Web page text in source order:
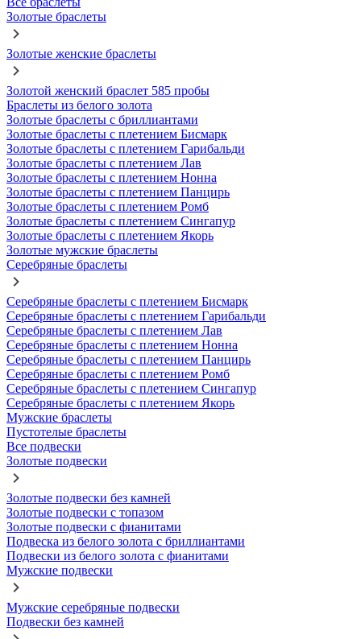
Золотые браслеты
Золотые женские браслеты
Золотой женский браслет 585 пробы
Браслеты из белого золота
Золотые браслеты с бриллиантами
Золотые браслеты с плетением Бисмарк
Золотые браслеты с плетением Гарибальди
Золотые браслеты с плетением Лав
Золотые браслеты с плетением Нонна
Золотые браслеты с плетением Панцирь
Золотые браслеты с плетением Ромб
Золотые браслеты с плетением Сингапур
Золотые браслеты с плетением Якорь
Золотые мужские браслеты
Серебряные браслеты
Серебряные браслеты с плетением Бисмарк
Серебряные браслеты с плетением Гарибальди
Серебряные браслеты с плетением Лав
Серебряные браслеты с плетением Нонна
Серебряные браслеты с плетением Панцирь
Серебряные браслеты с плетением Ромб
Серебряные браслеты с плетением Сингапур
Серебряные браслеты с плетением Якорь
Мужские браслеты
Пустотелые браслеты
Все подвески
Золотые подвески
Золотые подвески без камней
Золотые подвески с топазом
Золотые подвески с фианитами
Подвеска из белого золота с бриллиантами
Подвески из белого золота с фианитами
Мужские подвески
Мужские серебряные подвески
Подвески без камней